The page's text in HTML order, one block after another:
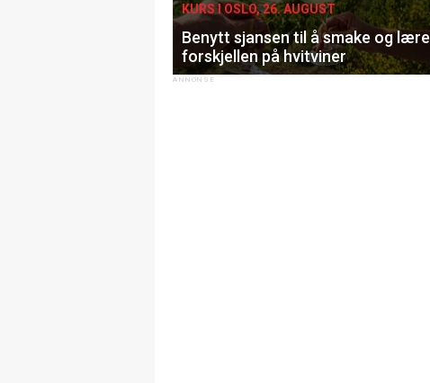
KURS I OSLO, 26. AUGUST
Benytt sjansen til å smake og lære
forskjellen på hvitviner